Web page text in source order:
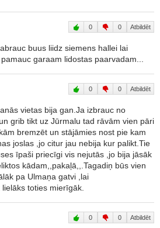
0 0 Atbildēt
buus liidz siemens hallei lai
garaam lidostas paarvadam...
0 0 Atbildēt
vietas bija gan.Ja izbrauc no
grib tikt uz Jūrmalu tad rāvām vien pāri
bremzēt un stājāmies nost pie kam
joslas ,jo citur jau nebija kur palikt.Tie
īpaši priecīgi vis nejutās ,jo bija jāsāk
kādam,,pakaļā,,.Tagadiņ būs vien
pa Ulmaņa gatvi ,lai
toties mierīgāk.
0 0 Atbildēt